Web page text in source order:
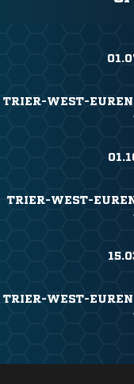
TRIER-WEST-
TRIER-WEST-
TRIER-WEST-